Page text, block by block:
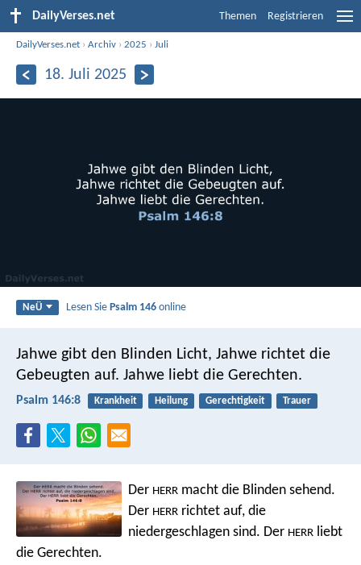
DailyVerses.net Themen Registrieren
DailyVerses.net ›Archiv ›2025 ›Juli
18. Juli 2025
NeÜ Lesen SiePsalm 146 online
Jahwe gibt den Blinden Licht, Jahwe richtet die
Gebeugten auf. Jahwe liebt die Gerechten.
Psalm 146:8 Krankheit Heilung Gerechtigkeit Trauer
Der HERR macht die Blinden sehend.
Der HERR richtet auf, die
niedergeschlagen sind. Der HERR liebt
die Gerechten.